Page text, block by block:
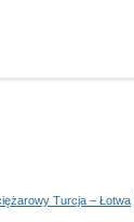
Turcja – Łotwa